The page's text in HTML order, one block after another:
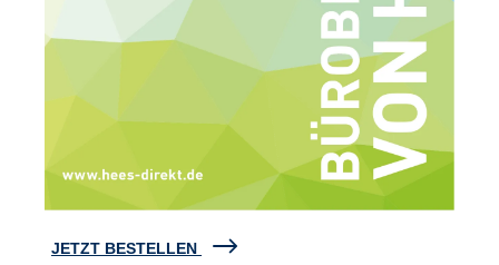
JETZT BESTELLEN